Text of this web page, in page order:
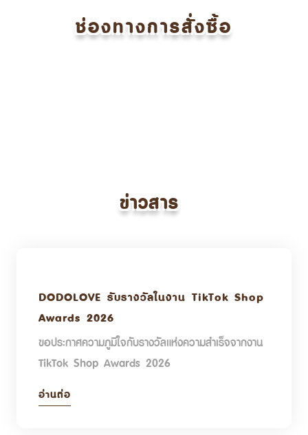
ช่องทางการสั่งซื้อ
ข่าวสาร
DODOLOVE รับรางวัลในงาน TikTok Shop
Awards 2026
ขอประกาศความภูมิใจกับรางวัลแห่งความสำเร็จจากงาน
TikTok Shop Awards 2026
อ่านต่อ